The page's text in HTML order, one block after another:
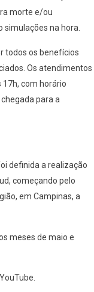
morte e/ou
na hora.
todos os benefícios
Os atendimentos
17h, com horário
para a
definida a realização
começando pelo
em Campinas, a
meses de maio e